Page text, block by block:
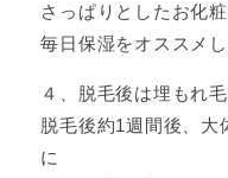
さっぱりとしたお化
毎日保湿をオススメし
４、脱毛後は埋もれ
脱毛後約1週間後、大
に